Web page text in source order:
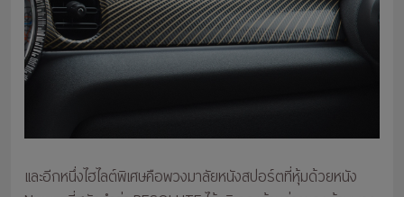
และอีกหนึ่งไฮไลต์พิเศษคือพวงมาลัยหนังสปอร์ตที่หุ้มด้วยหนัง